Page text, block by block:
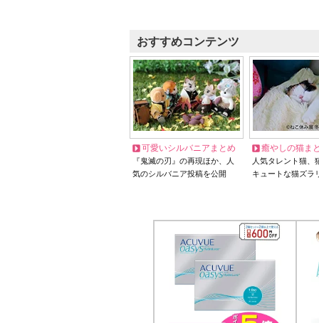
おすすめコンテンツ
可愛いシルバニアまとめ
『鬼滅の刃』の再現ほか、人
気のシルバニア投稿を公開
癒やしの猫ま
人気タレント猫
キュートな猫ズラ